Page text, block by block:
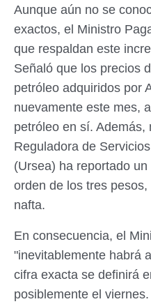
Aunque aún no se
exactos, el Ministro
que respaldan este
Señaló que los precios
petróleo adquiridos por
nuevamente este mes,
petróleo en sí. Además,
Reguladora de
(Ursea) ha reportado
orden de los tres
nafta.
En consecuencia, el
"inevitablemente habrá
cifra exacta se definirá
posiblemente el viernes.